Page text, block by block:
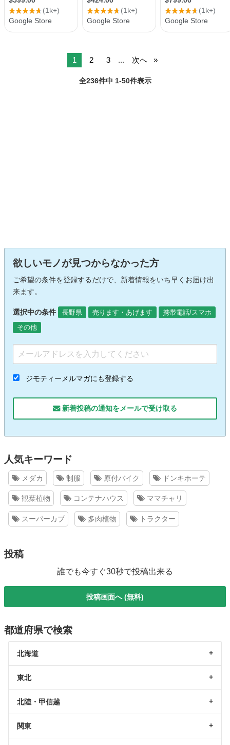
1 2 3 ... 次へ
全236件中 1-50件表示
欲しいモノが見つからなかった方
ご希望の条件を登録するだけで、新着情報をいち早くお届け出
来ます。
選択中の条件 長野県 売ります・あげます
携帯電話/スマホ
その他
ジモティーメルマガにも登録する
新着投稿の通知をメールで受け取る
人気キーワード
メダカ 制服 原付バイク ドンキホーテ
観葉植物 コンテナハウス ママチャリ
スーパーカブ 多肉植物 トラクター
投稿
誰でも今すぐ30秒で投稿出来る
投稿画面へ (無料)
都道府県で検索
北海道
東北
北陸・甲信越
関東